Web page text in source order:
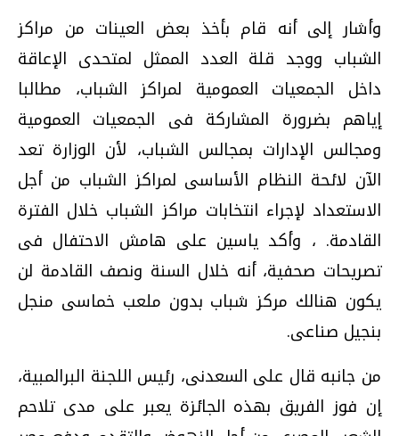
وأشار إلى أنه قام بأخذ بعض العينات من مراكز
الشباب ووجد قلة العدد الممثل لمتحدى الإعاقة
داخل الجمعيات العمومية لمراكز الشباب، مطالبا
إياهم بضرورة المشاركة فى الجمعيات العمومية
ومجالس الإدارات بمجالس الشباب، لأن الوزارة تعد
الآن لائحة النظام الأساسى لمراكز الشباب من أجل
الاستعداد لإجراء انتخابات مراكز الشباب خلال الفترة
القادمة. ، وأكد ياسين على هامش الاحتفال فى
تصريحات صحفية، أنه خلال السنة ونصف القادمة لن
يكون هنالك مركز شباب بدون ملعب خماسى منجل
بنجيل صناعى.
من جانبه قال على السعدنى، رئيس اللجنة البرالمبية،
إن فوز الفريق بهذه الجائزة يعبر على مدى تلاحم